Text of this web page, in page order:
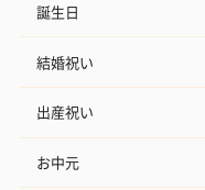
誕生日
結婚祝い
出産祝い
お中元